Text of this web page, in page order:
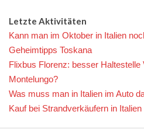
Letzte Aktivitäten
Kann man im Oktober in Italien
Geheimtipps Toskana
Flixbus Florenz: besser Haltestelle
Montelungo?
Was muss man in Italien im Auto
Kauf bei Strandverkäufern in